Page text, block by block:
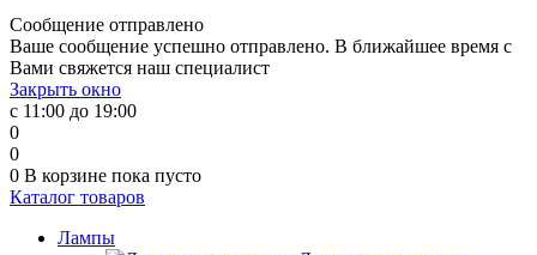
Сообщение отправлено
Ваше сообщение успешно отправлено. В ближайшее время с
Вами свяжется наш специалист
Закрыть окно
с 11:00 до 19:00
0
0
0 В корзине пока пусто
Каталог товаров
Лампы